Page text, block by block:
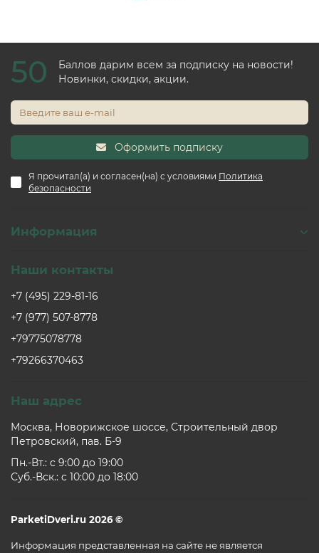
50
Баллов дарим всем за подписку на новости!
Новинки, скидки, акции.
Оформить подписку
Я прочитал(а) и согласен(на) с условиями Политика
безопасности
Информация
Наши контакты
+7 (495) 229-81-16
+7 (977) 507-8778
+79775078778
+79266370463
Наш адрес
Москва, Новорижское шоссе, Строительный двор
Петровский, пав. Б-9
Пн.-Вт.: c 9:00 до 19:00
Суб.-Вск.: c 10:00 до 18:00
ParketiDveri.ru 2026 ©
Информация представленная на сайте не является